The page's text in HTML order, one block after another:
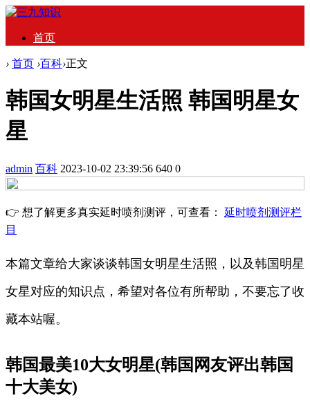
首页
› 首页 ›百科›正文
韩国女明星生活照 韩国明星女
星
admin 百科 2023-10-02 23:39:56 640 0
👉 想了解更多真实延时喷剂测评，可查看： 延时喷剂测评栏
目
本篇文章给大家谈谈韩国女明星生活照，以及韩国明星
女星对应的知识点，希望对各位有所帮助，不要忘了收
藏本站喔。
韩国最美10大女明星(韩国网友评出韩国
十大美女)